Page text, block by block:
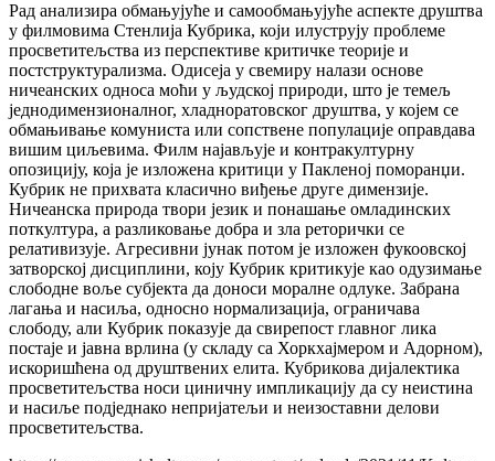
Рад анализира обмањујуће и самообмањујуће аспекте друштва
у филмовима Стенлија Кубрика, који илуструју проблеме
просветитељства из перспективе критичке теорије и
постструктурализма. Одисеја у свемиру налази основе
ничеанских односа моћи у људској природи, што је темељ
једнодимензионалног, хладноратовског друштва, у којем се
обмањивање комуниста или сопствене популације оправдава
вишим циљевима. Филм најављује и контракултурну
опозицију, која је изложена критици у Пакленој поморанџи.
Кубрик не прихвата класично виђење друге димензије.
Ничеанска природа твори језик и понашање омладинских
поткултура, а разликовање добра и зла реторички се
релативизује. Агресивни јунак потом је изложен фукоовској
затворској дисциплини, коју Кубрик критикује као одузимање
слободне воље субјекта да доноси моралне одлуке. Забрана
лагања и насиља, односно нормализација, ограничава
слободу, али Кубрик показује да свирепост главног лика
постаје и јавна врлина (у складу са Хоркхајмером и Адорном),
искоришћена од друштвених елита. Кубрикова дијалектика
просветитељства носи циничну импликацију да су неистина
и насиље подједнако непријатељи и неизоставни делови
просветитељства.